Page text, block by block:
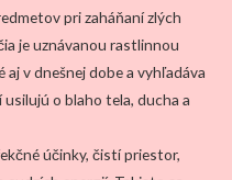
pri zaháňaní zlých
je uznávanou rastlinnou
v dnešnej dobe a vyhľadáva
o blaho tela, ducha a
účinky, čistí priestor,